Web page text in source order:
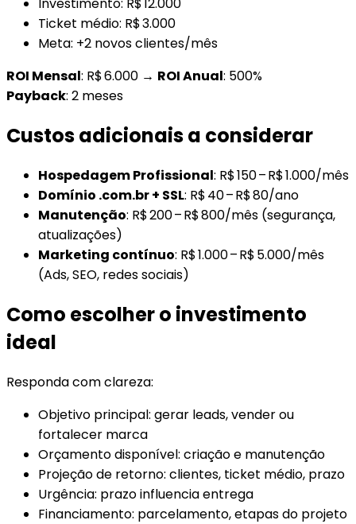
Ticket médio: R$ 3.000
Meta: +2 novos clientes/mês
ROI Mensal: R$ 6.000 → ROI Anual: 500%
Payback: 2 meses
Custos adicionais a considerar
Hospedagem Profissional: R$ 150 – R$ 1.000/mês
Domínio .com.br + SSL: R$ 40 – R$ 80/ano
Manutenção: R$ 200 – R$ 800/mês (segurança,
atualizações)
Marketing contínuo: R$ 1.000 – R$ 5.000/mês
(Ads, SEO, redes sociais)
Como escolher o investimento
ideal
Responda com clareza:
Objetivo principal: gerar leads, vender ou
fortalecer marca
Orçamento disponível: criação e manutenção
Projeção de retorno: clientes, ticket médio, prazo
Urgência: prazo influencia entrega
Financiamento: parcelamento, etapas do projeto